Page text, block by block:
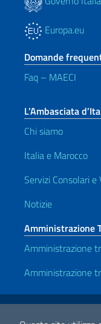
Europa.eu
Domande
Faq – MAECI
L’Ambasciata
Chi siamo
Italia e Marocco
Servizi Consolari e
Notizie
Amministrazione
Amministrazione
Amministrazione
Link Utili